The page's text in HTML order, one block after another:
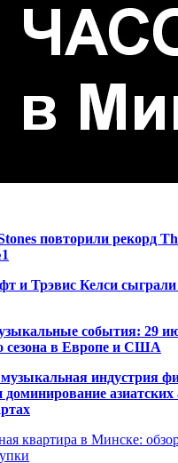
повторили рекорд
и Трэвис Келси
события: 29
сезона в Европе и США
индустрия
доминирование азиатских
квартира в Минске: